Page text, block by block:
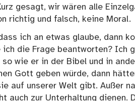
gesagt, wir wären alle
richtig und falsch, keine Moral.
ich an etwas glaube, dann
ich die Frage beantworten? Ich
wie er in der Bibel und in
Gott geben würde, dann
auf unserer Welt gibt. Außer
auch zur Unterhaltung dienen.